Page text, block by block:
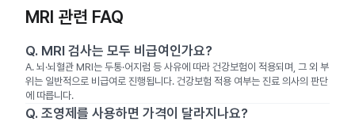
MRI 관련 FAQ
Q. MRI 검사는 모두 비급여인가요?
A. 뇌·뇌혈관 MRI는 두통·어지럼 등 사유에 따라 건강보험이 적용되며, 그 외 부
위는 일반적으로 비급여로 진행됩니다. 건강보험 적용 여부는 진료 의사의 판단
에 따릅니다.
Q. 조영제를 사용하면 가격이 달라지나요?